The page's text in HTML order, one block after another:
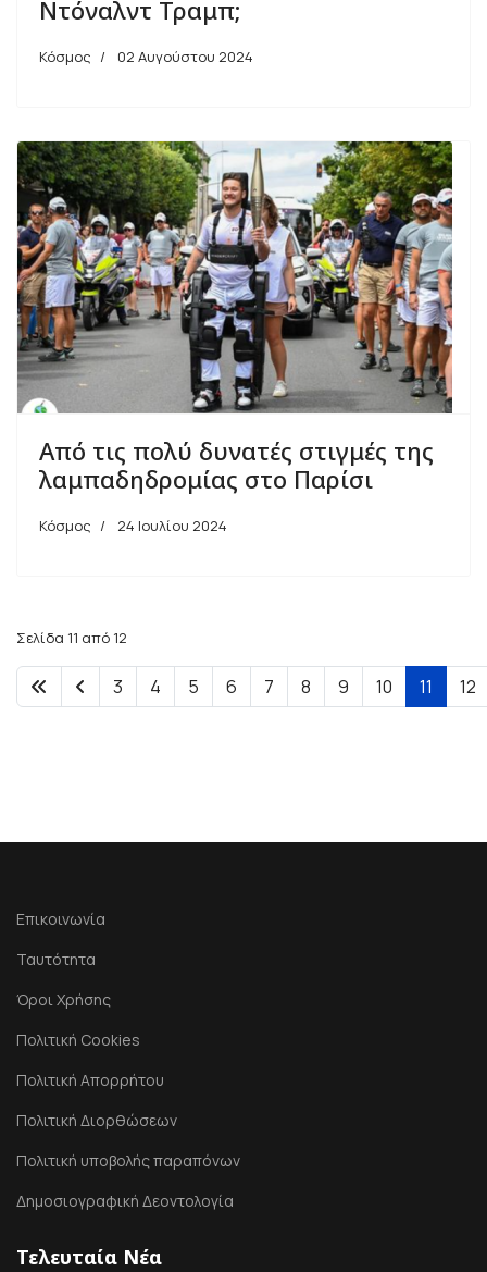
Ντόναλντ Τραμπ;
Κόσμος 02 Αυγούστου 2024
Από τις πολύ δυνατές στιγμές της
λαμπαδηδρομίας στο Παρίσι
Κόσμος 24 Ιουλίου 2024
Σελίδα 11 από 12
3 4 5 6 7 8 9 10 11 12
Επικοινωνία
Ταυτότητα
Όροι Χρήσης
Πολιτική Cookies
Πολιτική Απορρήτου
Πολιτική Διορθώσεων
Πολιτική υποβολής παραπόνων
Δημοσιογραφική Δεοντολογία
Τελευταία Νέα